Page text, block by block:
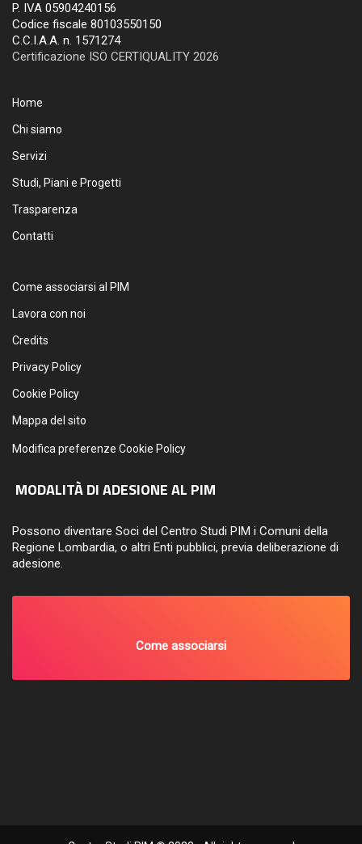
P. IVA 05904240156
Codice fiscale 80103550150
C.C.I.A.A. n. 1571274
Certificazione ISO CERTIQUALITY 2026
Home
Chi siamo
Servizi
Studi, Piani e Progetti
Trasparenza
Contatti
Come associarsi al PIM
Lavora con noi
Credits
Privacy Policy
Cookie Policy
Mappa del sito
Modifica preferenze Cookie Policy
MODALITÀ DI ADESIONE AL PIM
Possono diventare Soci del Centro Studi PIM i Comuni della
Regione Lombardia, o altri Enti pubblici, previa deliberazione di
adesione.
Come associarsi